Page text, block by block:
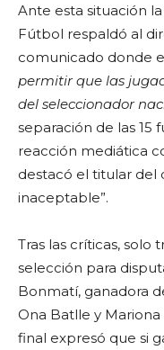
Ante esta situación
Fútbol respaldó al
comunicado donde
permitir que las
del seleccionador
separación de las 15
reacción mediática
destacó el titular del
inaceptable”.
Tras las críticas, solo
selección para
Bonmatí, ganadora
Ona Batlle y
final expresó que si